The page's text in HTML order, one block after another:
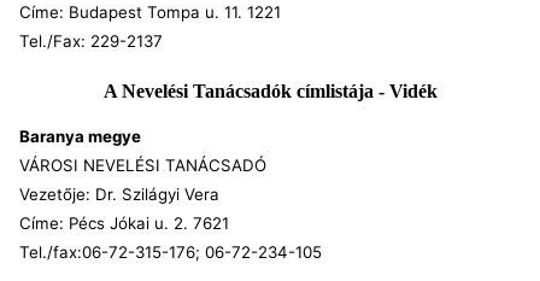
Címe: Budapest Tompa u. 11. 1221
Tel./Fax: 229-2137
A Nevelési Tanácsadók címlistája - Vidék
Baranya megye
VÁROSI NEVELÉSI TANÁCSADÓ
Vezetője: Dr. Szilágyi Vera
Címe: Pécs Jókai u. 2. 7621
Tel./fax:06-72-315-176; 06-72-234-105